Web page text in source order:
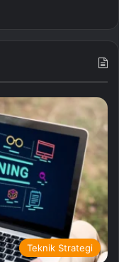
Teknik Strategi